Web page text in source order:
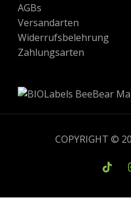
AGBs
Versandarten
Widerrufsbelehrung
Zahlungsarten
COPYRIGHT ©